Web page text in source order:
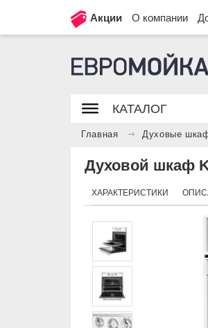
Акции О компании
КАТАЛОГ
Главная Духовые
Духовой шкаф
ХАРАКТЕРИСТИКИ